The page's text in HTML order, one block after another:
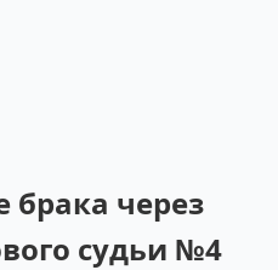
брака через
судьи №4